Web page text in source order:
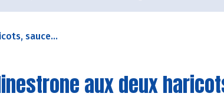
sauce...
aux deux